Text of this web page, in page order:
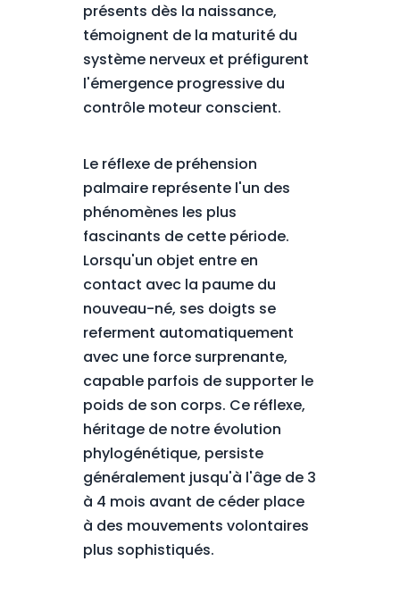
présents dès la naissance,
témoignent de la maturité du
système nerveux et préfigurent
l'émergence progressive du
contrôle moteur conscient.
Le réflexe de préhension
palmaire représente l'un des
phénomènes les plus
fascinants de cette période.
Lorsqu'un objet entre en
contact avec la paume du
nouveau-né, ses doigts se
referment automatiquement
avec une force surprenante,
capable parfois de supporter le
poids de son corps. Ce réflexe,
héritage de notre évolution
phylogénétique, persiste
généralement jusqu'à l'âge de 3
à 4 mois avant de céder place
à des mouvements volontaires
plus sophistiqués.